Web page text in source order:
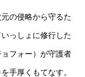
の侵略から守るた
っしょに修行した
フォー）が守護者
手厚くもてなす。